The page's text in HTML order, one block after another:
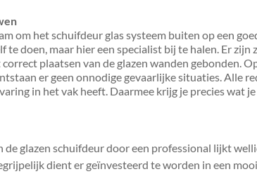
om het schuifdeur glas systeem buiten op een
te doen, maar hier een specialist bij te halen. Er
plaatsen van de glazen wanden gebonden.
er geen onnodige gevaarlijke situaties. Alle
in het vak heeft. Daarmee krijg je precies wat
de glazen schuifdeur door een professional lijkt
dient er geïnvesteerd te worden in een